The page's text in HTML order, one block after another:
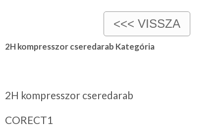
2H kompresszor cseredarab Kategória
2H kompresszor cseredarab
CORECT1